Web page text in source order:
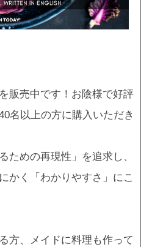
販売中です！お陰様で好評
名以上の方に購入いただき
ための再現性」を追求し、
かく「わかりやすさ」にこ
方、メイドに料理も作って